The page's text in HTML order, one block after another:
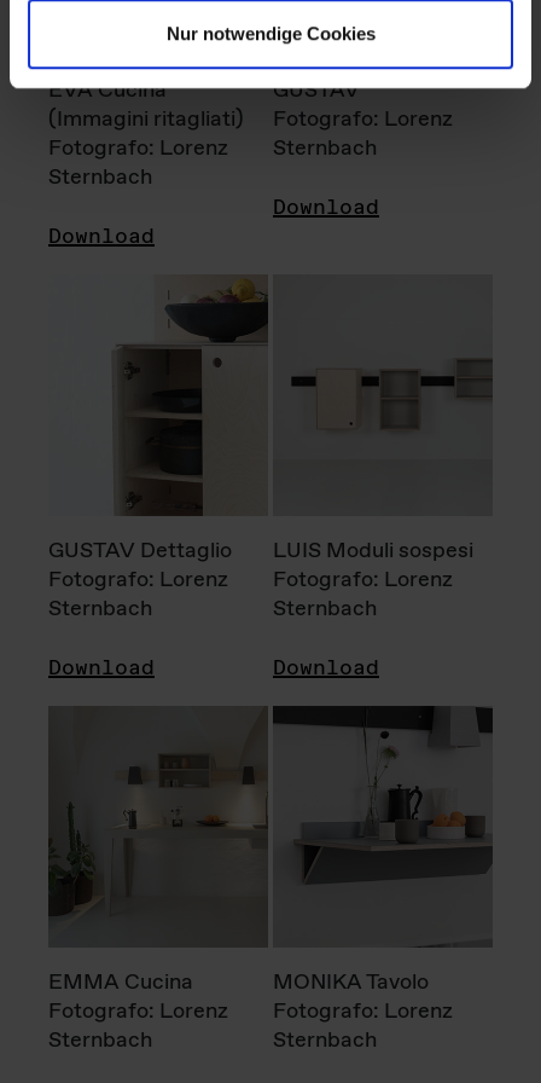
Nur notwendige Cookies
EVA Cucina
(Immagini ritagliati)
Fotografo: Lorenz
Sternbach
Download
GUSTAV
Fotografo: Lorenz
Sternbach
Download
GUSTAV Dettaglio
Fotografo: Lorenz
Sternbach
Download
LUIS Moduli sospesi
Fotografo: Lorenz
Sternbach
Download
EMMA Cucina
Fotografo: Lorenz
Sternbach
MONIKA Tavolo
Fotografo: Lorenz
Sternbach